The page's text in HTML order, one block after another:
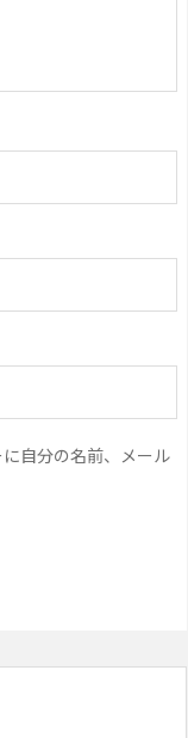
自分の名前、メール